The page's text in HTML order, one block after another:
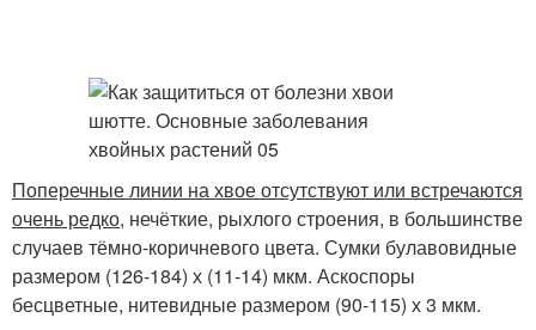
Поперечные линии на хвое отсутствуют или встречаются
очень редко, нечёткие, рыхлого строения, в большинстве
случаев тёмно-коричневого цвета. Сумки булавовидные
размером (126-184) х (11-14) мкм. Аскоспоры
бесцветные, нитевидные размером (90-115) х 3 мкм.